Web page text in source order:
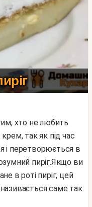
так як під час
і перетворюється в
пиріг.Якщо ви
в роті пиріг, цей
саме так